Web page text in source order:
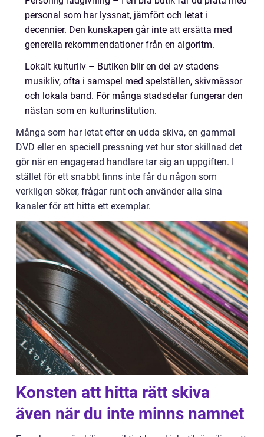
personal som har lyssnat, jämfört och letat i
decennier. Den kunskapen går inte att ersätta med
generella rekommendationer från en algoritm.
Lokalt kulturliv – Butiken blir en del av stadens
musikliv, ofta i samspel med spelställen, skivmässor
och lokala band. För många stadsdelar fungerar den
nästan som en kulturinstitution.
Många som har letat efter en udda skiva, en gammal
DVD eller en speciell pressning vet hur stor skillnad det
gör när en engagerad handlare tar sig an uppgiften. I
stället för ett snabbt finns inte får du någon som
verkligen söker, frågar runt och använder alla sina
kanaler för att hitta ett exemplar.
Konsten att hitta rätt skiva
även när du inte minns namnet